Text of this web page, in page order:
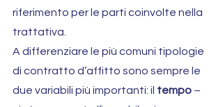
riferimento per le parti coinvolte nella
trattativa.
A differenziare le più comuni tipologie
di contratto d’affitto sono sempre le
due variabili più importanti: il tempo –